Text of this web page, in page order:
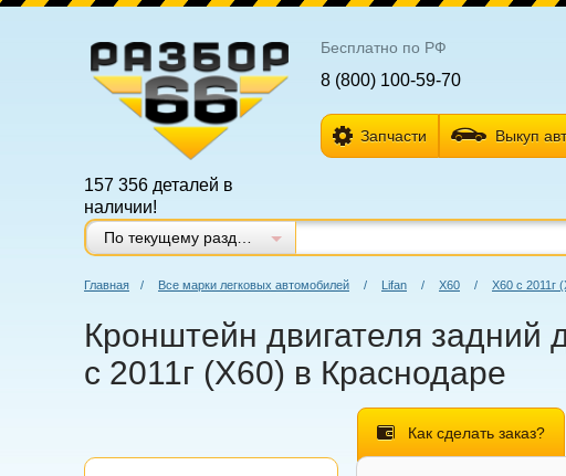
157 356 деталей в
наличии!
Бесплатно по РФ
8 (800) 100-59-70
Запчасти Выкуп
Главная / Все марки легковых автомобилей / Lifan / Х60 / X60 с 2011г
Кронштейн двигателя задний
с 2011г (Х60) в Краснодаре
Как сделать заказ?